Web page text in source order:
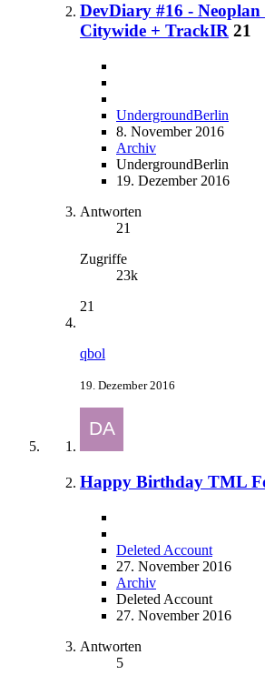
DevDiary #16 -
Citywide + TrackIR 21
UndergroundBerlin
8. November 2016
Archiv
UndergroundBerlin
19. Dezember 2016
Antworten
21
Zugriffe
23k
21
qbol
19. Dezember 2016
Happy Birthday TML
Deleted Account
27. November 2016
Archiv
Deleted Account
27. November 2016
Antworten
5